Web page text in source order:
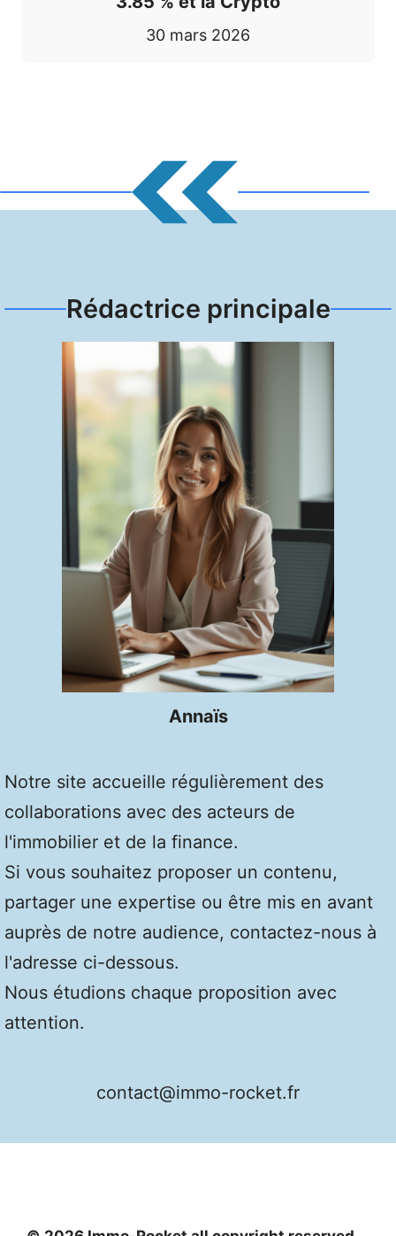
30 mars 2026
Rédactrice principale
Annaïs
Notre site accueille régulièrement des
collaborations avec des acteurs de
l'immobilier et de la finance.
Si vous souhaitez proposer un contenu,
partager une expertise ou être mis en avant
auprès de notre audience, contactez-nous à
l'adresse ci-dessous.
Nous étudions chaque proposition avec
attention.
contact@immo-rocket.fr